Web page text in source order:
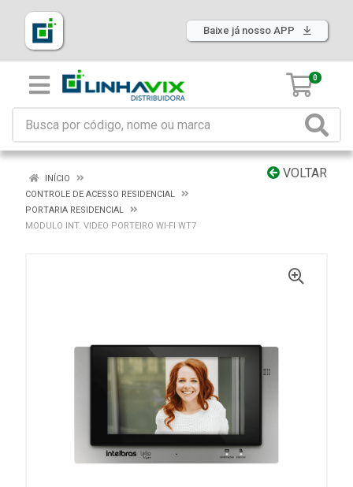
Baixe já nosso APP
0
VOLTAR
INÍCIO
CONTROLE DE ACESSO RESIDENCIAL
PORTARIA RESIDENCIAL
MODULO INT. VIDEO PORTEIRO WI-FI WT7